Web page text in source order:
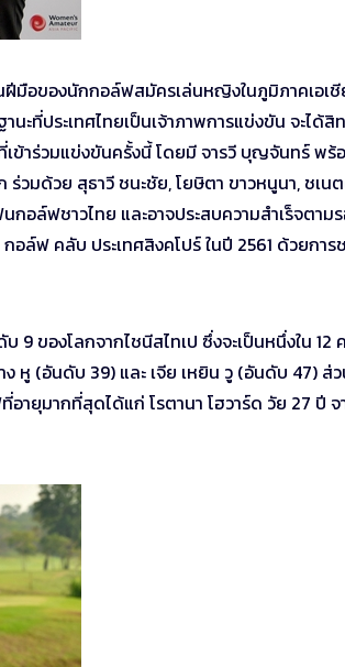
ฝีมือของนักกอล์ฟสมัครเล่นหญิงในภูมิภาคเอเ
ที่ประเทศไทยเป็นเจ้าภาพการแข่งขัน จะได้สิ
ข้าร่วมแข่งขันครั้งนี้ โดยมี จารวี บุญจันทร์ พร้
วมด้วย สุธาวี ชนะชัย, โยษิตา ขาวหนูนา, ชเน
ล์ฟชาวไทย และอาจประสบความสำเร็จตาม
ล์ฟ คลับ ประเทศสิงคโปร์ ในปี 2561 ด้วยการ
ของโลกจากไชนีสไทเป ซึ่งจะเป็นหนึ่งใน 12
(อันดับ 39) และ เจีย เหยิน วู (อันดับ 47) ส่
ายุมากที่สุดได้แก่ โรตานา โฮวาร์ด วัย 27 ปี